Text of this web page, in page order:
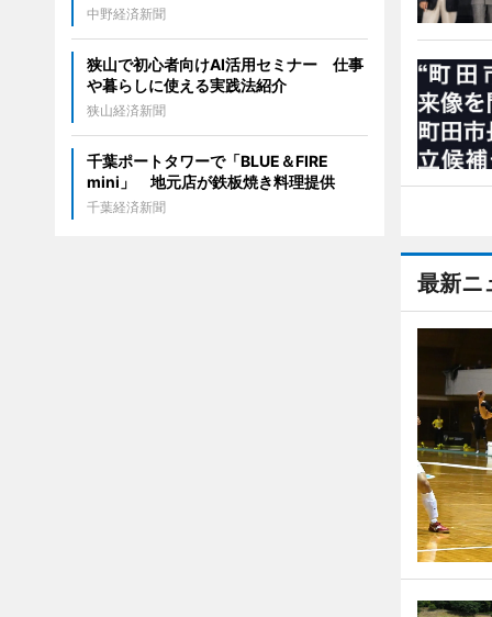
最新ニ
中野経済新聞
狭山で初心者向けAI活用セミナー 仕事
や暮らしに使える実践法紹介
狭山経済新聞
千葉ポートタワーで「BLUE＆FIRE
mini」 地元店が鉄板焼き料理提供
千葉経済新聞